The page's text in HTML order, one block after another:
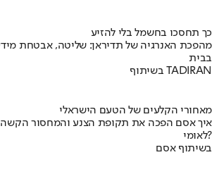
כך תחסכו בחשמל בלי להזיע
מהפכת האנרגיה של תדיראן: שליטה, אבטחת
בבית
בשיתוף TADIRAN
מאחורי הקלעים של הטעם הישראלי
לאומי?
בשיתוף אסם